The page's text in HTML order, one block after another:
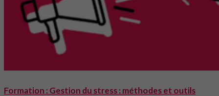
Formation : Gestion du stress : méthodes et outils